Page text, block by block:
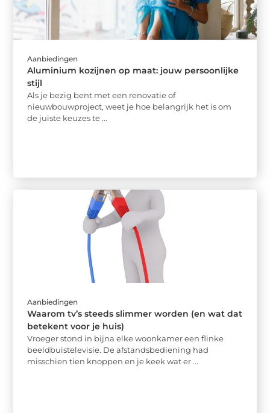
Aanbiedingen
Aluminium kozijnen op maat: jouw persoonlijke
stijl
Als je bezig bent met een renovatie of
nieuwbouwproject, weet je hoe belangrijk het is om
de juiste keuzes te ...
Aanbiedingen
Waarom tv’s steeds slimmer worden (en wat dat
betekent voor je huis)
Vroeger stond in bijna elke woonkamer een flinke
beeldbuistelevisie. De afstandsbediening had
misschien tien knoppen en je keek wat er ...